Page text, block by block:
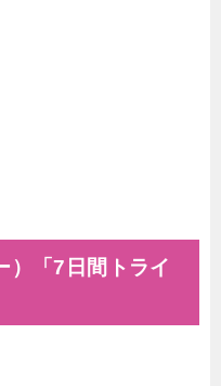
）「7日間トライ